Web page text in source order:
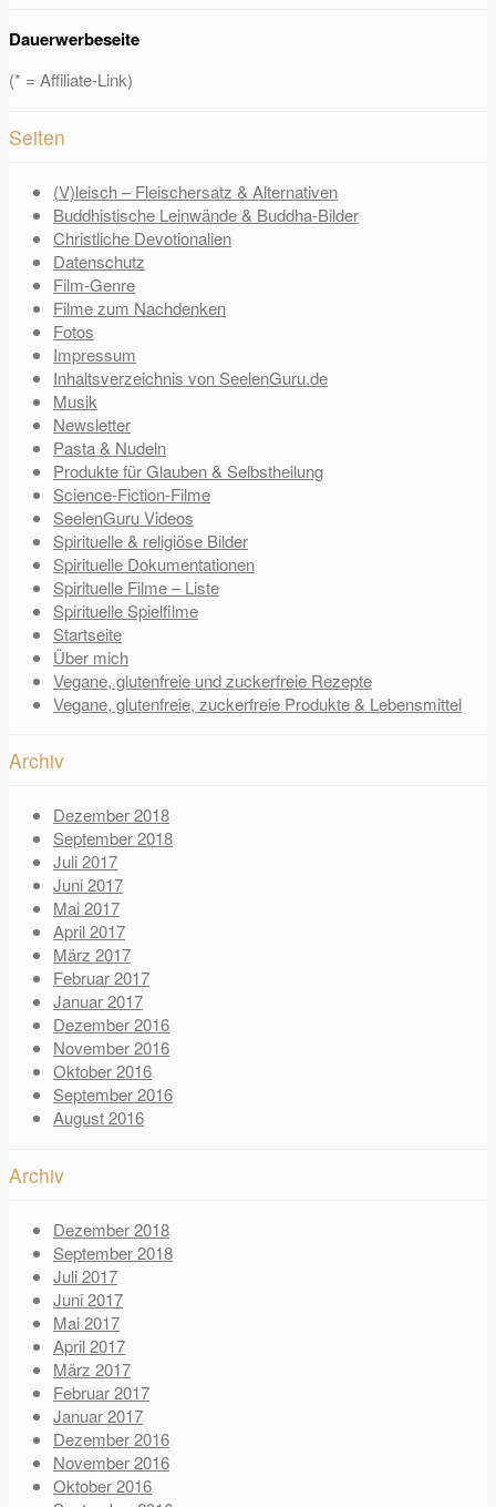
Dauerwerbeseite
(* = Affiliate-Link)
Seiten
(V)leisch – Fleischersatz & Alternativen
Buddhistische Leinwände & Buddha-Bilder
Christliche Devotionalien
Datenschutz
Film-Genre
Filme zum Nachdenken
Fotos
Impressum
Inhaltsverzeichnis von SeelenGuru.de
Musik
Newsletter
Pasta & Nudeln
Produkte für Glauben & Selbstheilung
Science-Fiction-Filme
SeelenGuru Videos
Spirituelle & religiöse Bilder
Spirituelle Dokumentationen
Spirituelle Filme – Liste
Spirituelle Spielfilme
Startseite
Über mich
Vegane, glutenfreie und zuckerfreie Rezepte
Vegane, glutenfreie, zuckerfreie Produkte & Lebensmittel
Archiv
Dezember 2018
September 2018
Juli 2017
Juni 2017
Mai 2017
April 2017
März 2017
Februar 2017
Januar 2017
Dezember 2016
November 2016
Oktober 2016
September 2016
August 2016
Archiv
Dezember 2018
September 2018
Juli 2017
Juni 2017
Mai 2017
April 2017
März 2017
Februar 2017
Januar 2017
Dezember 2016
November 2016
Oktober 2016